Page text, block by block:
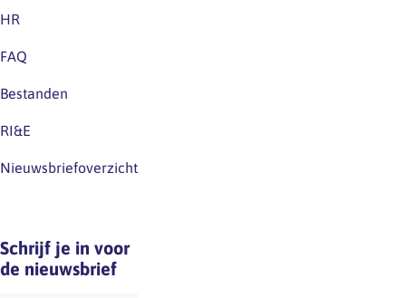
HR
FAQ
Bestanden
RI&E
Nieuwsbriefoverzicht
Schrijf je in voor
de nieuwsbrief